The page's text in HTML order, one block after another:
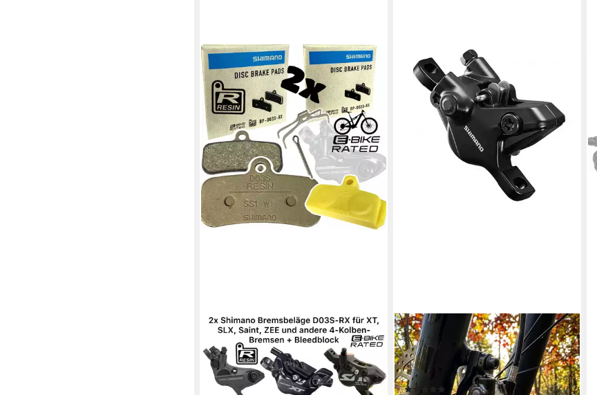
SHIMANO
Scheibenbremse SHIMANO
Bremssattel BR-MT410 2-Kolben
Postmount Bremssattel für hydrau
(1)